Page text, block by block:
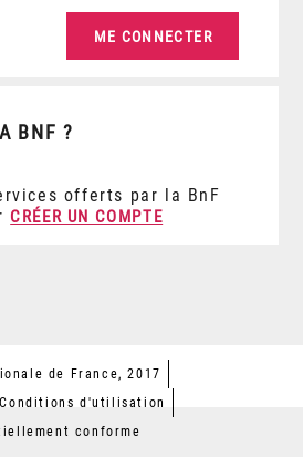
BNF ?
offerts par la BnF
CRÉER UN COMPTE
de France, 2017
Conditions d'utilisation
conforme